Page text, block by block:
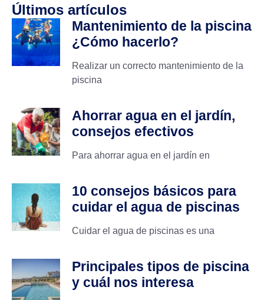
Últimos artículos
Mantenimiento de la piscina
¿Cómo hacerlo?
Realizar un correcto mantenimiento de la
piscina
Ahorrar agua en el jardín,
consejos efectivos
Para ahorrar agua en el jardín en
10 consejos básicos para
cuidar el agua de piscinas
Cuidar el agua de piscinas es una
Principales tipos de piscina
y cuál nos interesa